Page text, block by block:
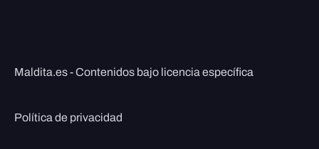
Maldita.es - Contenidos bajo licencia específica
Política de privacidad